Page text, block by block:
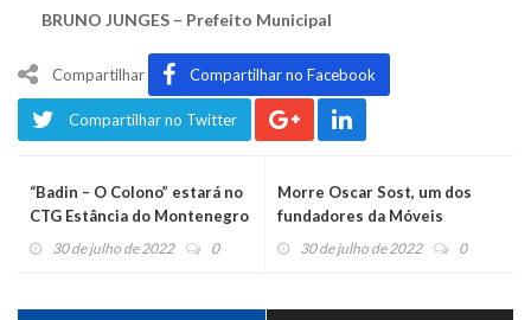
BRUNO JUNGES – Prefeito Municipal
Compartilhar Compartilhar no Facebook
Compartilhar no Twitter
“Badin – O Colono” estará no
CTG Estância do Montenegro
30 de julho de 2022 0
Morre Oscar Sost, um dos
fundadores da Móveis
Kappesberg
30 de julho de 2022 0